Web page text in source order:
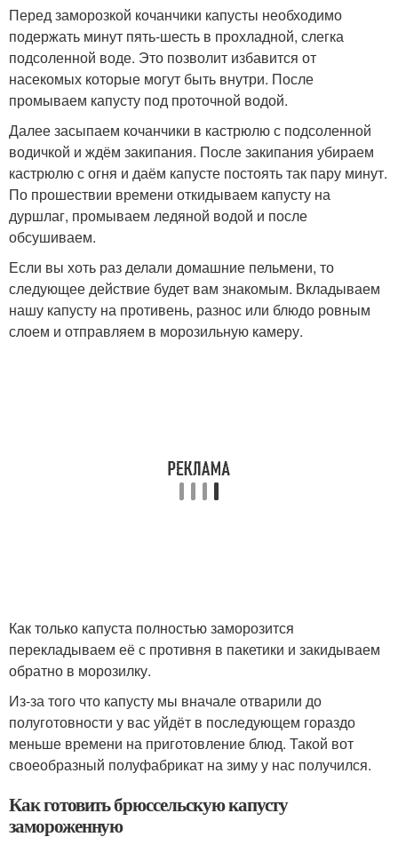
Перед заморозкой кочанчики капусты необходимо
подержать минут пять-шесть в прохладной, слегка
подсоленной воде. Это позволит избавится от
насекомых которые могут быть внутри. После
промываем капусту под проточной водой.
Далее засыпаем кочанчики в кастрюлю с подсоленной
водичкой и ждём закипания. После закипания убираем
кастрюлю с огня и даём капусте постоять так пару минут.
По прошествии времени откидываем капусту на
дуршлаг, промываем ледяной водой и после
обсушиваем.
Если вы хоть раз делали домашние пельмени, то
следующее действие будет вам знакомым. Вкладываем
нашу капусту на противень, разнос или блюдо ровным
слоем и отправляем в морозильную камеру.
Как только капуста полностью заморозится
перекладываем её с противня в пакетики и закидываем
обратно в морозилку.
Из-за того что капусту мы вначале отварили до
полуготовности у вас уйдёт в последующем гораздо
меньше времени на приготовление блюд. Такой вот
своеобразный полуфабрикат на зиму у нас получился.
Как готовить брюссельскую капусту
замороженную